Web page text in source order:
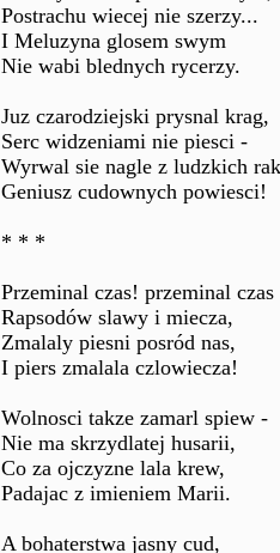
Postrachu wiecej nie szerzy...
I Meluzyna glosem swym
Nie wabi blednych rycerzy.
Juz czarodziejski prysnal krag,
Serc widzeniami nie piesci -
Wyrwal sie nagle z ludzkich rak
Geniusz cudownych powiesci!
* * *
Przeminal czas! przeminal czas
Rapsodów slawy i miecza,
Zmalaly piesni posród nas,
I piers zmalala czlowiecza!
Wolnosci takze zamarl spiew -
Nie ma skrzydlatej husarii,
Co za ojczyzne lala krew,
Padajac z imieniem Marii.
A bohaterstwa jasny cud,